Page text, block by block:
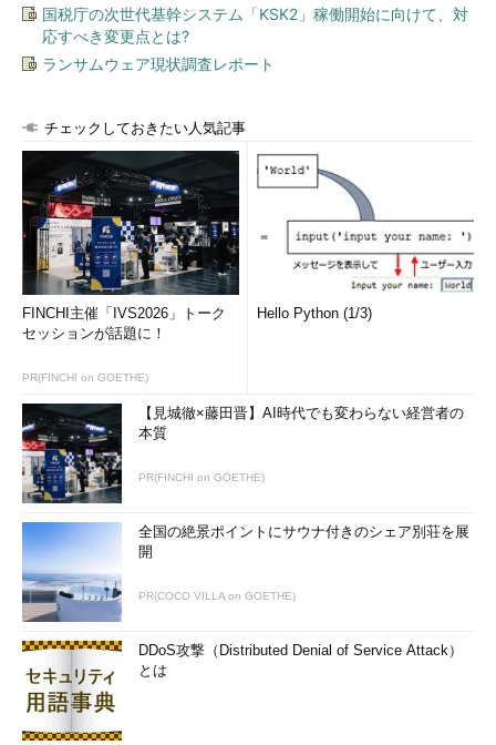
国税庁の次世代基幹システム「KSK2」稼働開始に向けて、対
応すべき変更点とは?
ランサムウェア現状調査レポート
チェックしておきたい人気記事
FINCHI主催「IVS2026」トーク
セッションが話題に！
PR(FINCHI on GOETHE)
Hello Python (1/3)
【見城徹×藤田晋】AI時代でも変わらない経営者の
本質
PR(FINCHI on GOETHE)
全国の絶景ポイントにサウナ付きのシェア別荘を展
開
PR(COCO VILLA on GOETHE)
DDoS攻撃（Distributed Denial of Service Attack）
とは